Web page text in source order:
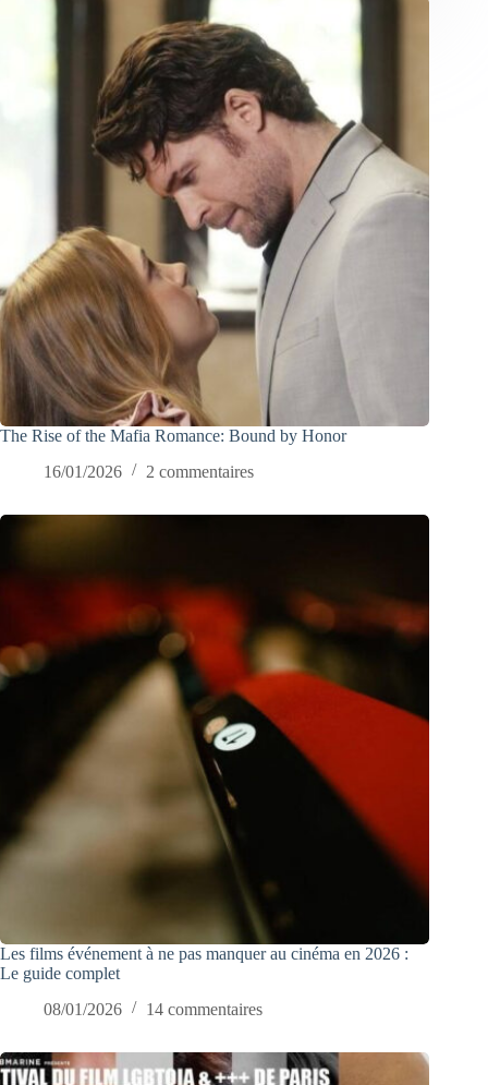
The Rise of the Mafia Romance: Bound by Honor
16/01/2026
2 commentaires
Les films événement à ne pas manquer au cinéma en 2026 :
Le guide complet
08/01/2026
14 commentaires